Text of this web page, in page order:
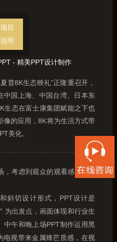
项目
说明
- 精美PPT设计制作
普8K生态映礼”正隆重召开，
中国上海、中国台湾、日本东
生态在富士康集团赋能之下也
像的应用，8K将为生活方式带
美化。
，考虑到观众的观看感，PPT
斜切设计形式，PPT设计是
为出发点，画面体现和行业生
中午和晚上场PPT制作运用黑
电视带来金属锋芒质感，在视